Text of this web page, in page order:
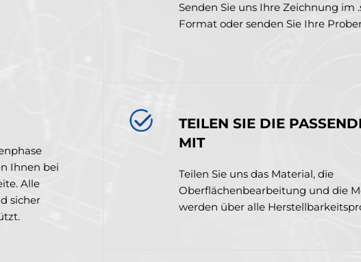
Ihnen bei
Alle
sicher
Senden Sie uns Ihre Zeichnung im
Format oder senden Sie Ihre
TEILEN SIE DIE
MIT
Teilen Sie uns das Material, die
Oberflächenbearbeitung und die
werden über alle